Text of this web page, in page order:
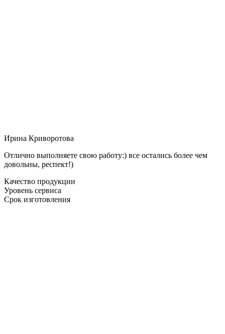
Ирина Криворотова
Отлично выполняете свою работу:) все остались более чем
довольны, респект!)
Качество продукции
Уровень сервиса
Срок изготовления